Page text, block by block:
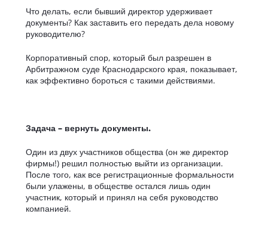
Что делать, если бывший директор удерживает
документы? Как заставить его передать дела новому
руководителю?
Корпоративный спор, который был разрешен в
Арбитражном суде Краснодарского края, показывает,
как эффективно бороться с такими действиями.
Задача – вернуть документы.
Один из двух участников общества (он же директор
фирмы!) решил полностью выйти из организации.
После того, как все регистрационные формальности
были улажены, в обществе остался лишь один
участник, который и принял на себя руководство
компанией.